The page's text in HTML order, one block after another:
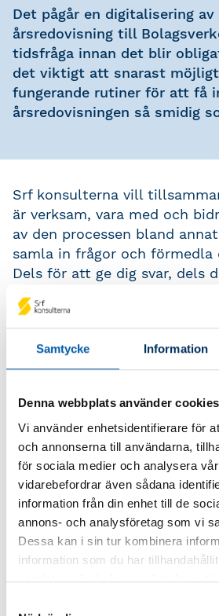
Samtycke Information
Denna webbplats använder cookies
Vi använder enhetsidentifierare för
och annonserna till användarna,
för sociala medier och analysera
vidarebefordrar även sådana
information från din enhet till de
annons- och analysföretag som vi
Dessa kan i sin tur kombinera
information som du har
Det pågår en digitalisering
årsredovisning till
tidsfråga innan det blir
det viktigt att snarast
fungerande rutiner för att få
årsredovisningen så smidig
Srf konsulterna vill
är verksam, vara med och
av den processen bland
samla in frågor och
Dels för att ge dig svar, dels
utvecklingen hos både
programvaruleverantörerna.
Här hittar du några vanliga
digital inlämning av
framföra någon synpunkt.
Ställ din fråga om digital
årsredovisning
Läs mer på Bolagsverkets
lämna in årsredovisningen